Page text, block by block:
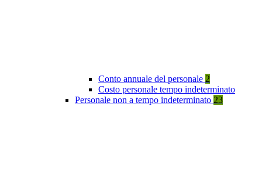
Conto annuale del personale 2
Costo personale tempo indeterminato
Personale non a tempo indeterminato 23